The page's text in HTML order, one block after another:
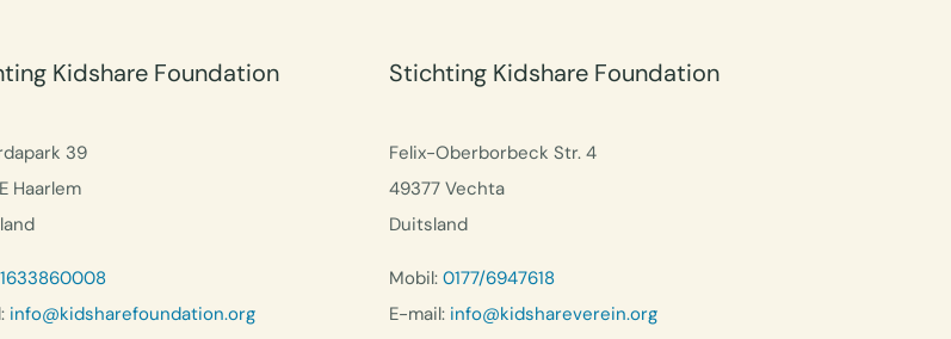
Kidshare Foundation
39
Haarlem
info@kidsharefoundation.org
Stichting Kidshare Foundation
Felix-Oberborbeck Str. 4
49377 Vechta
Duitsland
Mobil: 0177/6947618
E-mail: info@kidshareverein.org